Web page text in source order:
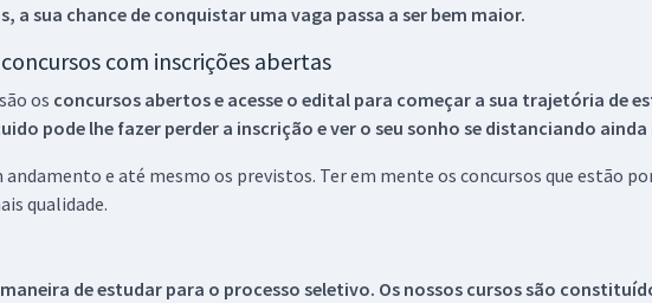
a sua chance de conquistar uma vaga passa a ser bem maior.
com inscrições abertas
os concursos abertos e acesse o edital para começar a sua trajetória de
pode lhe fazer perder a inscrição e ver o seu sonho se distanciando ainda
e até mesmo os previstos. Ter em mente os concursos que estão
qualidade.
de estudar para o processo seletivo. Os nossos cursos são